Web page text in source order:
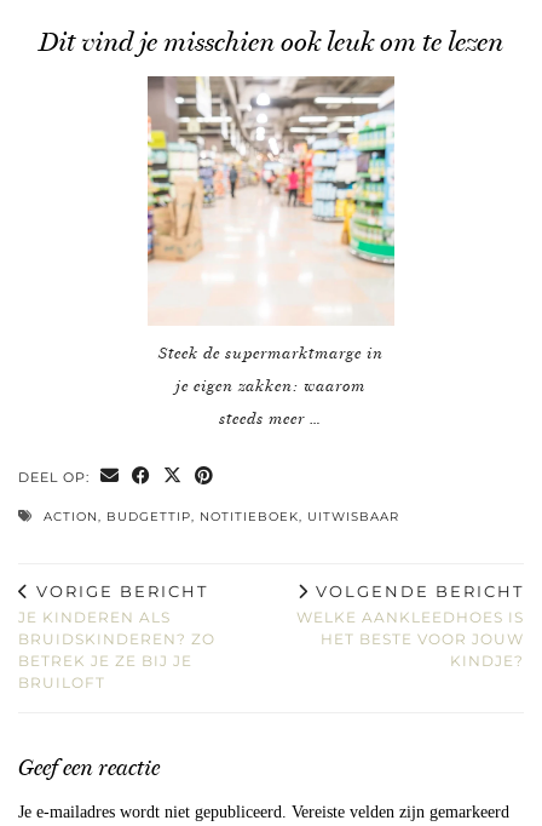
Dit vind je misschien ook leuk om te lezen
Steek de supermarktmarge in
je eigen zakken: waarom
steeds meer …
DEEL OP:
ACTION, BUDGETTIP, NOTITIEBOEK, UITWISBAAR
VORIGE BERICHT
JE KINDEREN ALS
BRUIDSKINDEREN? ZO
BETREK JE ZE BIJ JE
BRUILOFT
VOLGENDE BERICHT
WELKE AANKLEEDHOES IS
HET BESTE VOOR JOUW
KINDJE?
Geef een reactie
Je e-mailadres wordt niet gepubliceerd. Vereiste velden zijn gemarkeerd